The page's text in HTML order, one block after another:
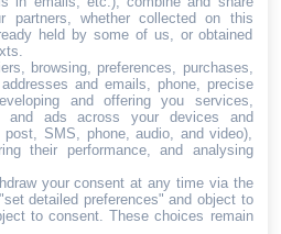
“Je suis convaincu que
cette voie afin de
- c’est à dire
protéger voire de régénérer le
est encore long si l’on veut
et des moyens importants
avancer et aboutir à ces
partners, whether collected on this
held by some of us, or obtained
browsing, preferences, purchases,
and emails, phone, precise
and offering you services,
and ads across your devices and
SMS, phone, audio, and video),
their performance, and analysing
your consent at any time via the
detailed preferences" and object to
to consent. These choices remain